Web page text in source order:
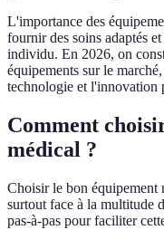
L'importance des
fournir des soins adaptés
individu. En 2026, on
équipements sur le
technologie et l'innovation
Comment
médical ?
Choisir le bon équipement
surtout face à la multitude
pas-à-pas pour faciliter